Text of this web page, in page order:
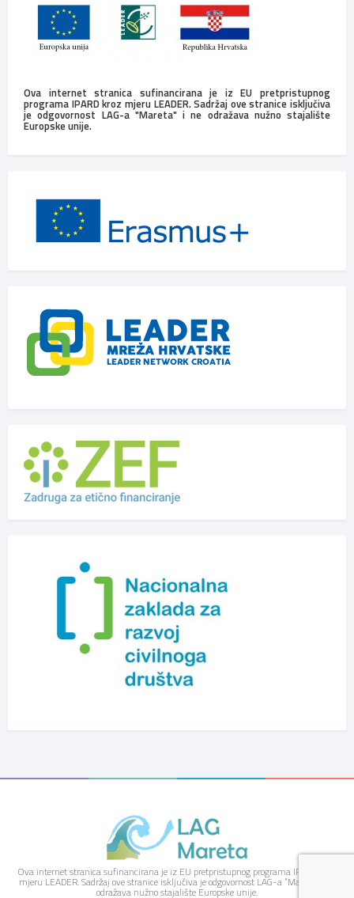
Ova internet stranica sufinancirana je iz EU pretpristupnog
programa IPARD kroz mjeru LEADER. Sadržaj ove stranice isključiva
je odgovornost LAG-a "Mareta" i ne odražava nužno stajalište
Europske unije.
Ova internet stranica sufinancirana je iz EU pretpristupnog programa IPARD kroz
mjeru LEADER. Sadržaj ove stranice isključiva je odgovornost LAG-a “Mareta” i ne
odražava nužno stajalište Europske unije.